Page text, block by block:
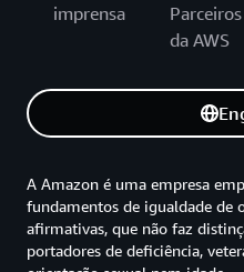
imprensa
Parceiros
da AWS
A Amazon é uma empresa
fundamentos de igualdade de
afirmativas, que não faz
portadores de deficiência,